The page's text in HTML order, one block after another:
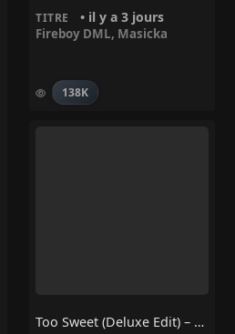
TITRE • il y a 3 jours
Fireboy DML, Masicka
138K
Too Sweet (Deluxe Edit) – Trinix, The Macarons Project